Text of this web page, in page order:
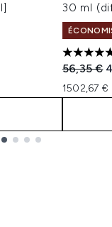
30 ml
4.69
Prix de
56,35 €
1502,67 €